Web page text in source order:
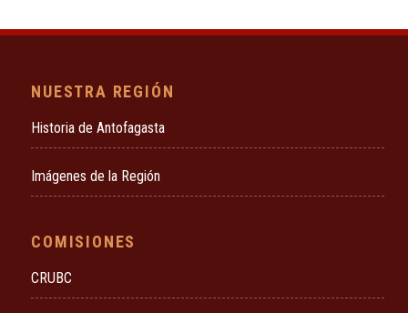
NUESTRA REGIÓN
Historia de Antofagasta
Imágenes de la Región
COMISIONES
CRUBC